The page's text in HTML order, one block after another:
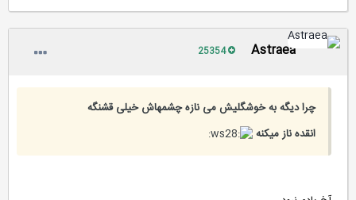
Astraea
چرا دیگه به خوشگلیش می نازه چشمهاش خیلی قشنگه
انقده ناز میکنه